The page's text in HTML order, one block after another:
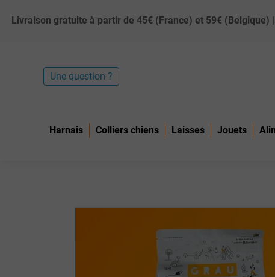
Livraison gratuite à partir de 45€ (France) et 59€ (Belgique)
Une question ?
Harnais Colliers chiens Laisses Jouets